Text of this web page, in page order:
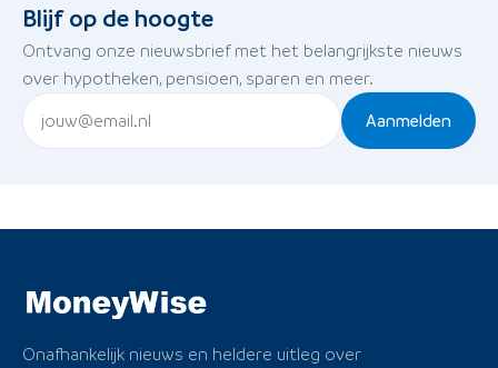
Blijf op de hoogte
Ontvang onze nieuwsbrief met het belangrijkste nieuws
over hypotheken, pensioen, sparen en meer.
Aanmelden
Onafhankelijk nieuws en heldere uitleg over